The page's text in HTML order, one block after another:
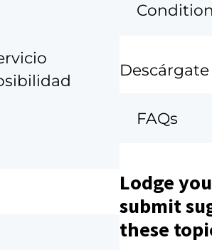
FAQs
Lodge
submit
these